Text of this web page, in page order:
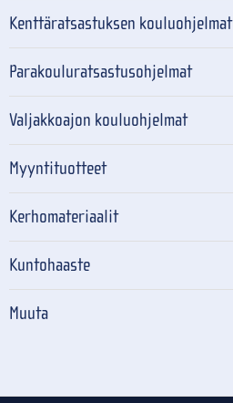
Kenttäratsastuksen kouluohjelmat
Parakouluratsastusohjelmat
Valjakkoajon kouluohjelmat
Myyntituotteet
Kerhomateriaalit
Kuntohaaste
Muuta